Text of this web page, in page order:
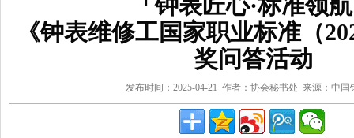
《钟表维修工国家职业标准（
奖问答活动
发布时间：2025-04-21 作者：协会秘书处 来源：中国